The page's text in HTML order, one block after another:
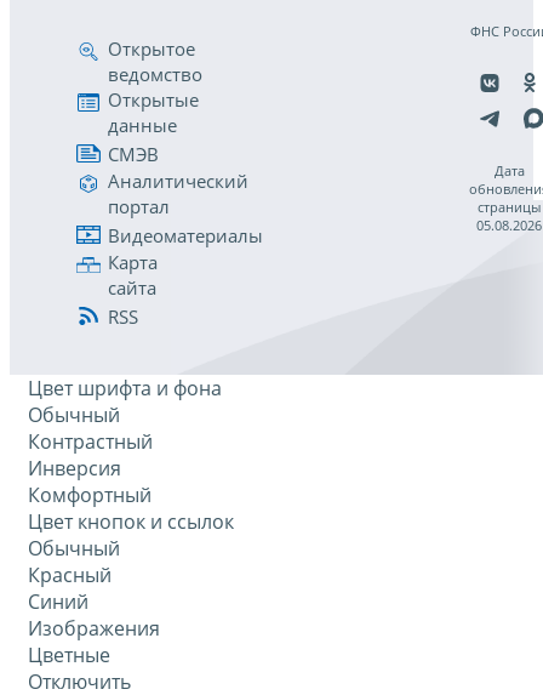
Открытое
ведомство
Открытые
данные
СМЭВ
Аналитический
портал
Видеоматериалы
Карта
сайта
RSS
ФНС
Дата
страницы
05.08.2026
Цвет шрифта и фона
Обычный
Контрастный
Инверсия
Комфортный
Цвет кнопок и ссылок
Обычный
Красный
Синий
Изображения
Цветные
Отключить